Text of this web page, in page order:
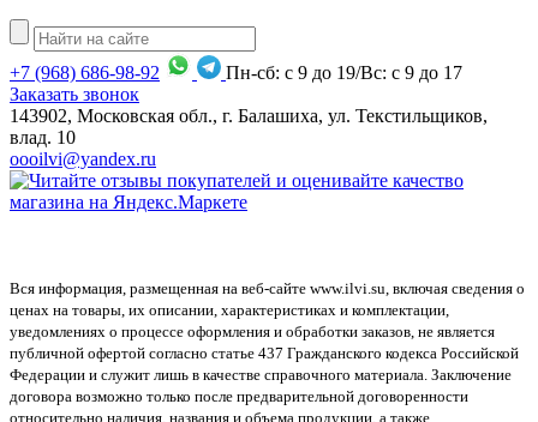
+7 (968) 686-98-92
Пн-сб: с 9 до 19/Вс: с 9 до 17
Заказать звонок
143902, Московская обл., г. Балашиха, ул. Текстильщиков,
влад. 10
oooilvi@yandex.ru
Вся информация, размещенная на веб-сайте www.ilvi.su, включая сведения о
ценах на товары, их описании, характеристиках и комплектации,
уведомлениях о процессе оформления и обработки заказов, не является
публичной офертой согласно статье 437 Гражданского кодекса Российской
Федерации и служит лишь в качестве справочного материала. Заключение
договора возможно только после предварительной договоренности
относительно наличия, названия и объема продукции, а также